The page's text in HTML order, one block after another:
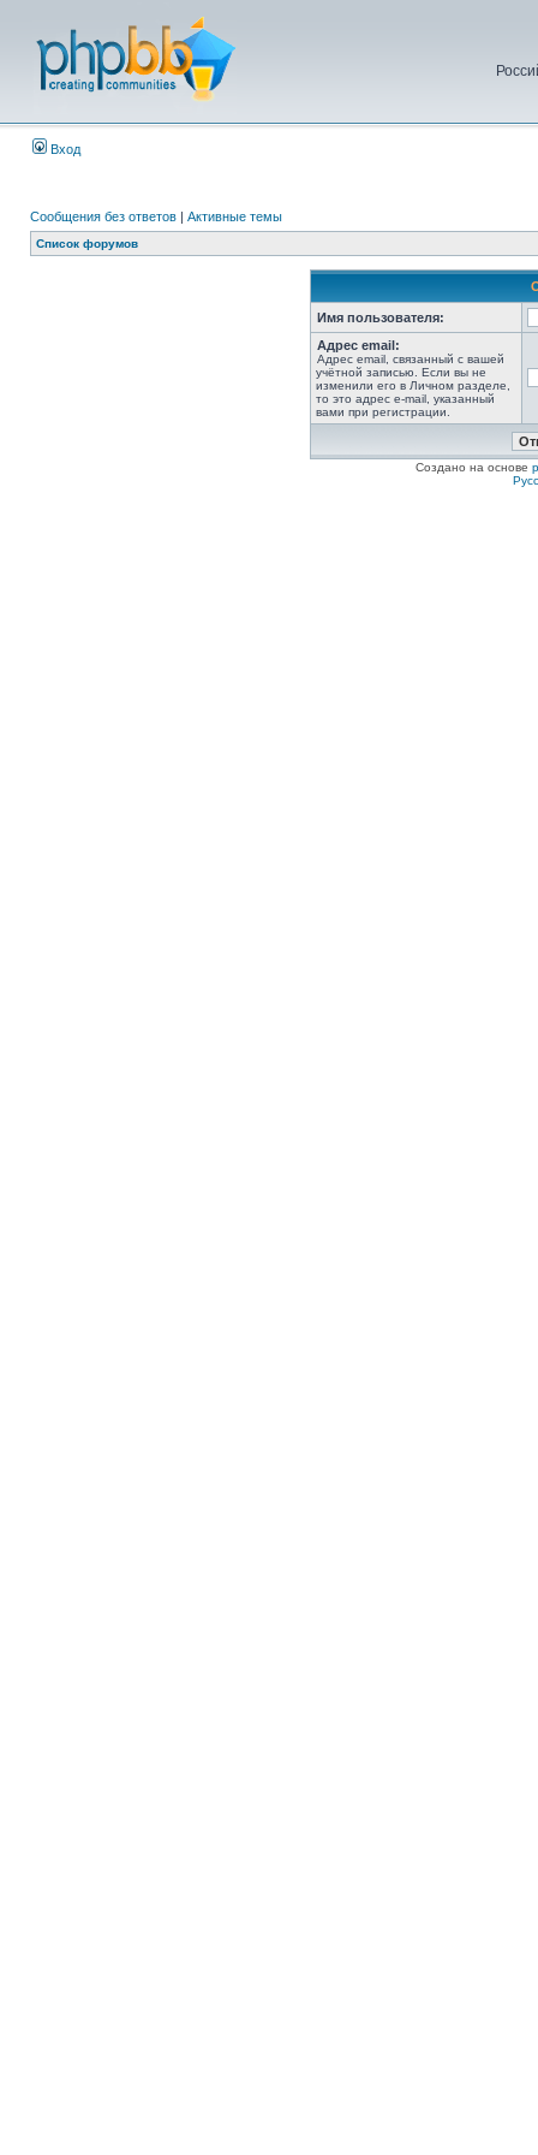
Вход
Сообщения без ответов | Активные темы
Список форумов
Имя пользователя:
Адрес email:
Адрес email, связанный с вашей
учётной записью. Если вы не
изменили его в Личном разделе,
то это адрес e-mail, указанный
вами при регистрации.
Создано на основе